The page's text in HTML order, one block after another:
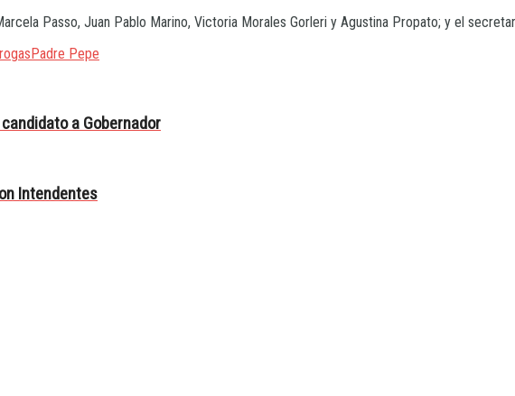
Passo, Juan Pablo Marino, Victoria Morales Gorleri y Agustina Propato; y el
Padre Pepe
a Gobernador
Intendentes